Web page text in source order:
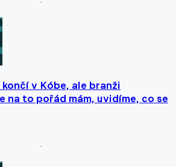
v Kóbe, ale branži
na to pořád mám, uvidíme, co se